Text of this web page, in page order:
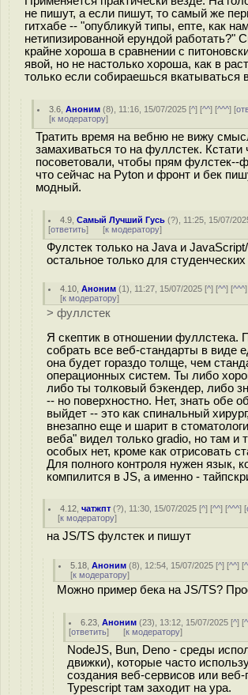
не пишут, а если пишут, то самый же
гитхабе -- "опубликуй типы, епте, как
нетипизированной ерундой работать?"
крайне хороша в сравнении с
явой, но не настолько хороша, как в
только если собираешься вкатываться
3.6 ,Аноним (8), 11:16, 15/07/2025 [^] [^^] [^^^] [
[к модератору]
Тратить время на вебню не вижу
замахиваться то на фуллстек. Кстати
посоветовали, чтобы прям
что сейчас на Pyton и фронт и бек
модный.
4.9 ,Самый Лучший Гусь (?), 11:25, 15/07/
[ответить] [к модератору]
Фулстек только на Java и
остальное только для
4.10 ,Аноним (1), 11:27, 15/07/2025 [^] [^^] [^^^
[к модератору]
> фуллстек
Я скептик в отношении фуллстека.
собрать все веб-стандарты в виде
она будет гораздо толще, чем
операционных систем. Ты либо
либо ты толковый бэкендер, либо
-- но поверхностно. Нет, знать обе
выйдет -- это как спинальный
внезапно еще и шарит в
веба" видел только gradio, но там и
особых нет, кроме как отрисовать
Для полного контроля нужен язык,
компилится в JS, а именно -
4.12 ,чатжпт (?), 11:30, 15/07/2025 [^] [^^] [^^^] [
[к модератору]
на JS/TS фулстек и пишут
5.18 ,Аноним (8), 12:54, 15/07/2025 [^] [^^] [
[к модератору]
Можно пример бека на JS/TS?
6.23 ,Аноним (23), 13:12, 15/07/2025 [^] [
[ответить] [к модератору]
NodeJS, Bun, Deno - среды
движки), которые часто
создания веб-сервисов или
Typescript там заходит на ура.